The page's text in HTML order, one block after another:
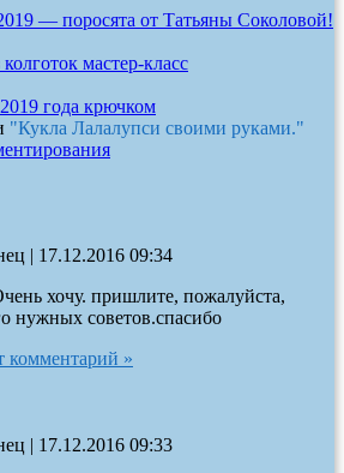
— поросята от Татьяны Соколовой!
мастер-класс
года крючком
"Кукла Лалалупси своими руками."
| 17.12.2016 09:34
хочу. пришлите, пожалуйста,
нужных советов.спасибо
комментарий »
| 17.12.2016 09:33